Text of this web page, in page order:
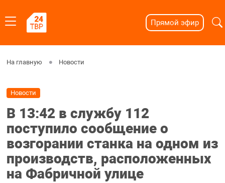
Прямой эфир
На главную Новости
Новости
В 13:42 в службу 112
поступило сообщение о
возгорании станка на одном из
производств, расположенных
на Фабричной улице